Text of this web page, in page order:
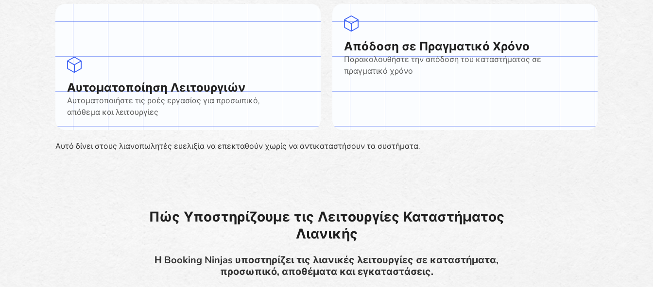
Αυτοματοποίηση Λειτουργιών
Αυτοματοποιήστε τις ροές εργασίας για προσωπικό,
απόθεμα και λειτουργίες
Απόδοση σε Πραγματικό Χρόνο
Παρακολουθήστε την απόδοση του καταστήματος σε
πραγματικό χρόνο
Αυτό δίνει στους λιανοπωλητές ευελιξία να επεκταθούν χωρίς να αντικαταστήσουν τα συστήματα.
Πώς Υποστηρίζουμε τις Λειτουργίες Καταστήματος
Λιανικής
Η Booking Ninjas υποστηρίζει τις λιανικές λειτουργίες σε καταστήματα,
προσωπικό, αποθέματα και εγκαταστάσεις.